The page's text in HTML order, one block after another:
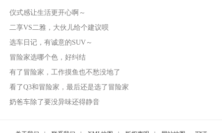
仪式感让生活更开心啊～
二享VS二雅，大伙儿给个建议呗
选车日记，有诚意的SUV～
冒险家选哪个色，好纠结
有了冒险家，工作摸鱼也不愁没地了
看了Q3和冒险家，最后还是选了冒险家
奶爸车除了要没异味还得静音